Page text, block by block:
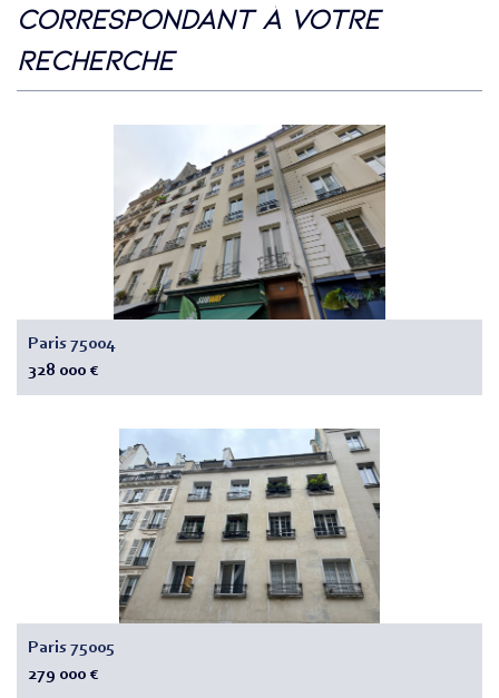
correspondant à votre
recherche
Paris 75004
328 000 €
Paris 75005
279 000 €